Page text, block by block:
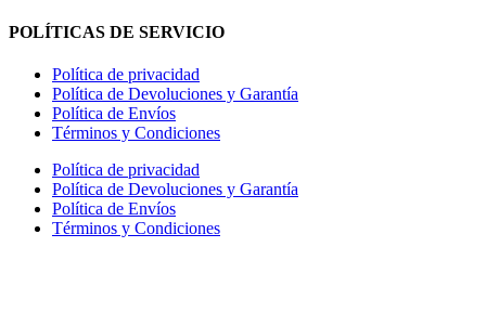
POLÍTICAS DE SERVICIO
Política de privacidad
Política de Devoluciones y Garantía
Política de Envíos
Términos y Condiciones
Política de privacidad
Política de Devoluciones y Garantía
Política de Envíos
Términos y Condiciones